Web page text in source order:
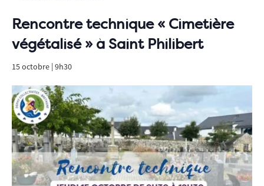
Rencontre technique « Cimetière
végétalisé » à Saint Philibert
15 octobre | 9h30